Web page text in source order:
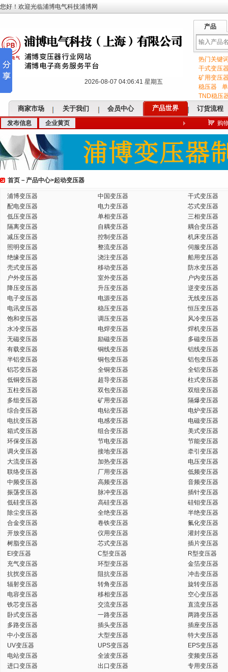
您好！欢迎光临浦博电气科技浦博网
2026-08-07 04:06:42 星期五
产品
输
键
词
热门关键
干式变压
矿用变压
稳压器
TND稳压
商家市场 关于我们 会员中心 产品世界 订货流程
发布信息 企业黄页 购
首页 － 产品中心>起动变压器
浦博变压器 中国变压器
干式变压器
配电变压器
电力变压器
芯式变压器
低压变压器
单相变压器
三相变压器
隔离变压器
自耦变压器
耦合变压器
减压变压器
控制变压器
机床变压器
照明变压器
整流变压器
伺服变压器
绝缘变压器
浇注变压器
船用变压器
壳式变压器
移动变压器
防水变压器
户外变压器
室外变压器
户内变压器
降压变压器
升压变压器
逆变变压器
电子变压器
电源变压器
无线变压器
电讯变压器
稳压变压器
恒压变压器
饱和变压器
调压变压器
风冷变压器
水冷变压器
电焊变压器
焊机变压器
无磁变压器
励磁变压器
多磁变压器
有载变压器
铜线变压器
铝线变压器
半铝变压器
铜包变压器
铝包变压器
铝芯变压器
全铜变压器
全铝变压器
低铜变压器
超导变压器
柱式变压器
五柱变压器
双包变压器
双组变压器
多组变压器
矿用变压器
隔爆变压器
综合变压器
电钻变压器
电炉变压器
电抗变压器
电感变压器
电磁变压器
箱式变压器
组合变压器
美式变压器
环保变压器
节电变压器
节能变压器
调火变压器
接地变压器
牵引变压器
大流变压器
加热变压器
电压变压器
联络变压器
厂用变压器
低频变压器
中频变压器
高频变压器
音频变压器
振荡变压器
脉冲变压器
插针变压器
低硅变压器
高硅变压器
硅钼变压器
除尘变压器
全绝变压器
半绝变压器
合金变压器
卷铁变压器
氟化变压器
开放变压器
仪用变压器
灌封变压器
树脂变压器
芯式变压器
插片变压器
EI变压器
C型变压器
R型变压器
充气变压器
环型变压器
金箔变压器
抗扰变压器
阻抗变压器
冲击变压器
辐射变压器
转角变压器
旋转变压器
电容变压器
移相变压器
空心变压器
铁芯变压器
交流变压器
直流变压器
卧式变压器
一路变压器
两路变压器
多路变压器
插头变压器
插座变压器
中小变压器
大型变压器
特大变压器
UV变压器
UPS变压器
EPS变压器
电站变压器
全波变压器
变频变压器
进口变压器
出口变压器
专用变压器